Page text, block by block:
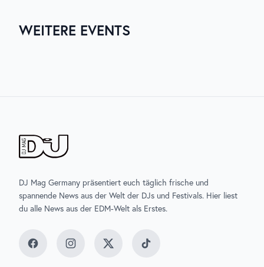
WEITERE EVENTS
03. AUG. 2026
DJ Mag Germany präsentiert euch täglich frische und
spannende News aus der Welt der DJs und Festivals. Hier liest
du alle News aus der EDM-Welt als Erstes.
FacebookInstagramTwitter TikTok